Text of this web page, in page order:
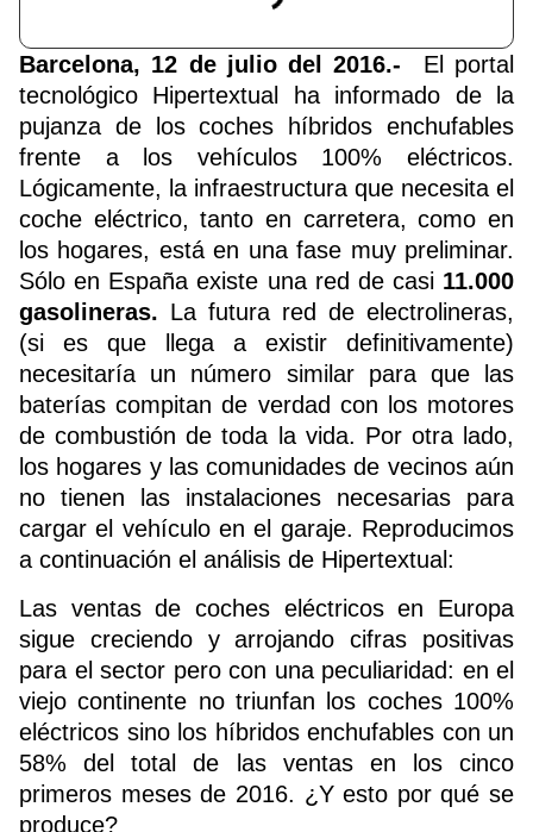
Barcelona, 12 de julio del 2016.- El portal
tecnológico Hipertextual
ha informado de la
pujanza de los coches híbridos enchufables
frente a los vehículos 100% eléctricos.
Lógicamente, la infraestructura que necesita el
coche eléctrico, tanto en carretera, como en
los hogares, está en una fase muy preliminar.
Sólo en España existe una red de casi 11.000
gasolineras. La futura red de electrolineras,
(si es que llega a existir definitivamente)
necesitaría un número similar para que las
baterías compitan de verdad con los motores
de combustión de toda la vida. Por otra lado,
los hogares y las comunidades de vecinos aún
no tienen las instalaciones necesarias para
cargar el vehículo en el garaje. Reproducimos
a continuación el análisis de Hipertextual :
Las ventas de coches eléctricos en Europa
sigue creciendo y arrojando cifras positivas
para el sector pero con una peculiaridad: en el
viejo continente no triunfan los coches 100%
eléctricos sino los híbridos enchufables con un
58% del total de las ventas en los cinco
primeros meses de 2016. ¿Y esto por qué se
produce?